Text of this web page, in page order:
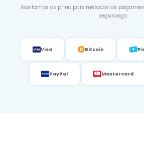
Aceitamos os principais métodos de
segurança
Visa Bitcoin
PayPal Mastercard